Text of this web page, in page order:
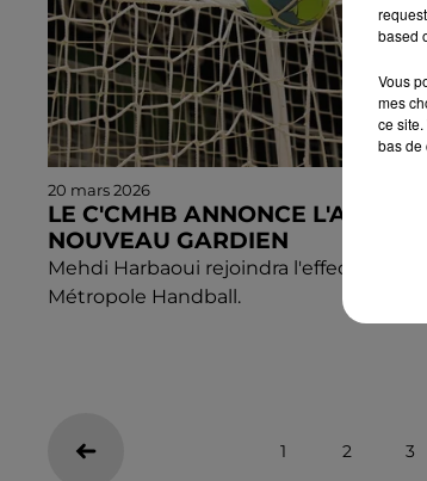
20 mars 2026
LE C'CMHB ANNONCE
NOUVEAU GARDIEN
Mehdi Harbaoui rejoindra l'effectif du
Métropole Handball.
1 2 3
based
Vous
mes
ce
bas de